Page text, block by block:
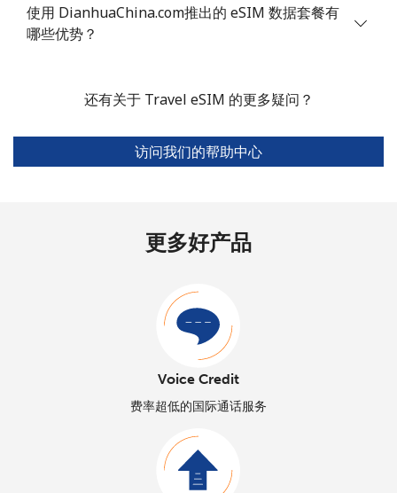
使用 DianhuaChina.com推出的 eSIM 数据套餐有
哪些优势？
还有关于 Travel eSIM 的更多疑问？
访问我们的帮助中心
更多好产品
Voice Credit
费率超低的国际通话服务